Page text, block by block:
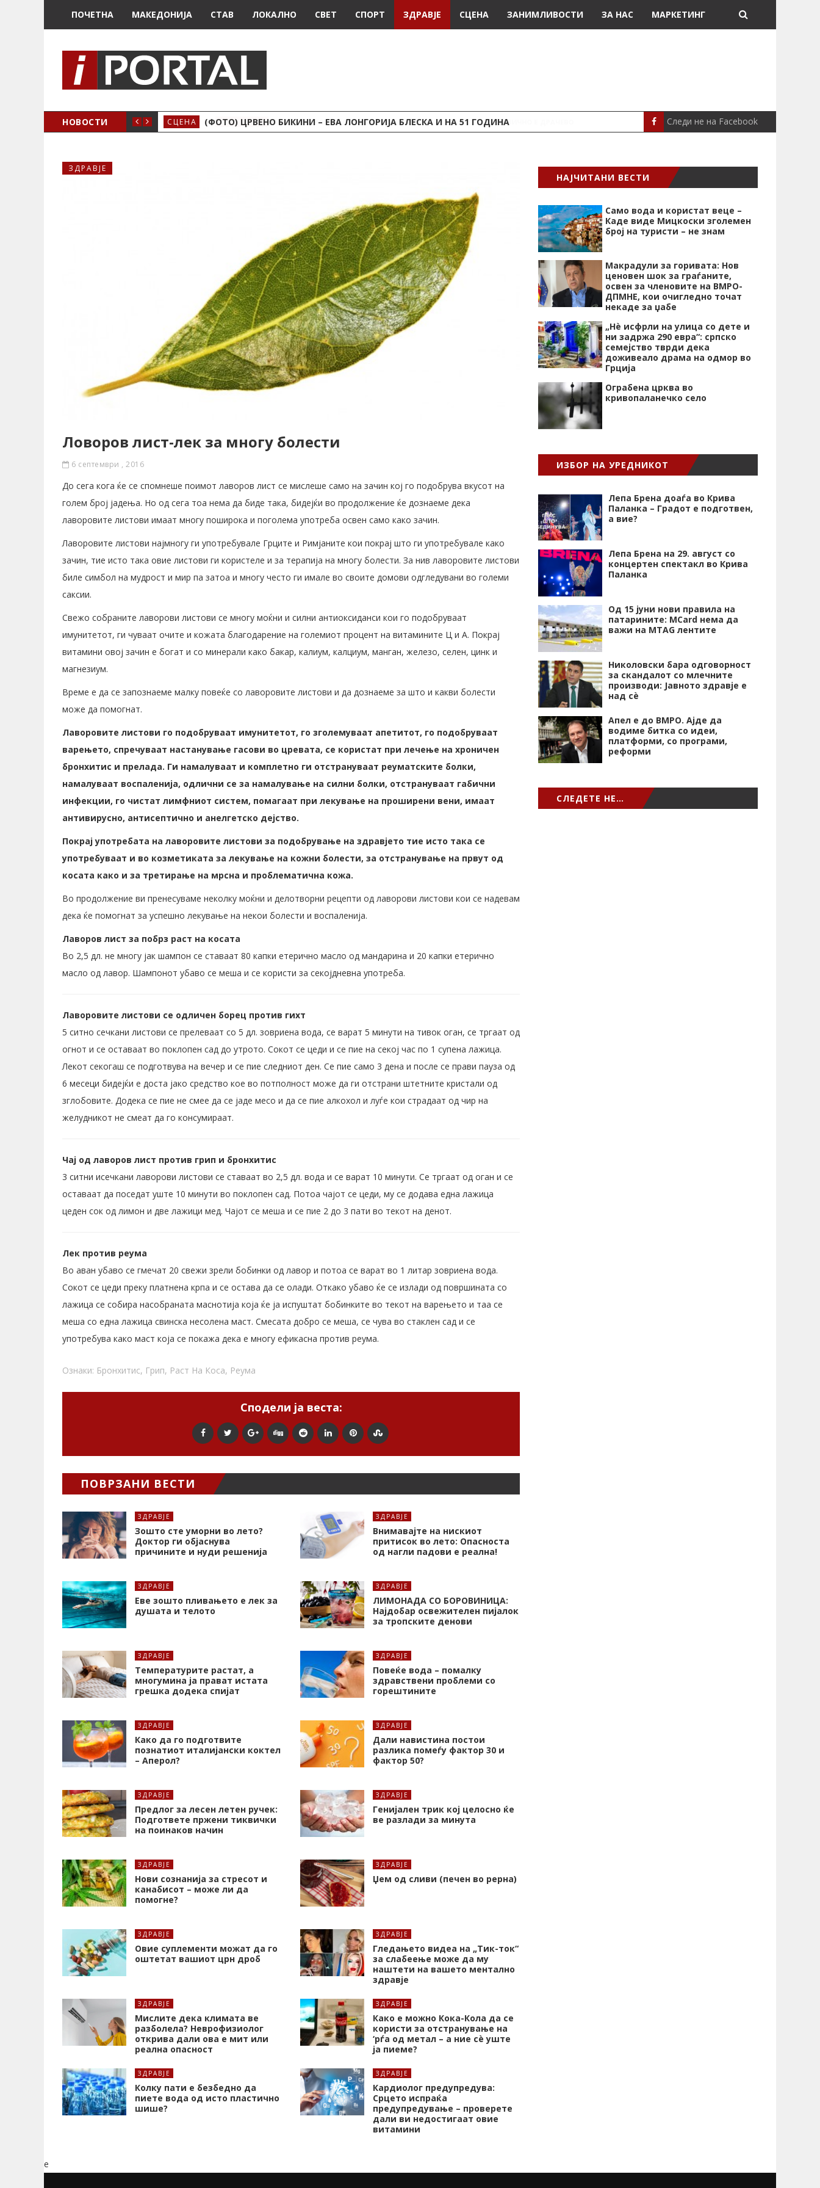
ПОЧЕТНА МАКЕДОНИЈА СТАВ ЛОКАЛНО СВЕТ СПОРТ ЗДРАВЈЕ СЦЕНА ЗАНИМЛИВОСТИ ЗА НАС МАРКЕТИНГ
НОВОСТИ
Е ДРАЧЕВО СЦЕНА (ФОТО) ЦРВЕНО БИКИНИ – ЕВА ЛОНГОРИЈА БЛЕСКА И НА 51 ГОДИНА МАКЕДОНИЈА
Следи не на Facebook
ЗДРАВЈЕ
Ловоров лист-лек за многу болести
6 септември , 2016
До сега кога ќе се спомнеше поимот лаворов лист се мислеше само на зачин кој го подобрува вкусот на
голем број јадења. Но од сега тоа нема да биде така, бидејќи во продолжение ќе дознаеме дека
лаворовите листови имаат многу поширока и поголема употреба освен само како зачин.
Лаворовите листови најмногу ги употребувале Грците и Римјаните кои покрај што ги употребувале како
зачин, тие исто така овие листови ги користеле и за терапија на многу болести. За нив лаворовите листови
биле симбол на мудрост и мир па затоа и многу често ги имале во своите домови одгледувани во големи
саксии.
Свежо собраните лаворови листови се многу моќни и силни антиоксиданси кои го подобруваат
имунитетот, ги чуваат очите и кожата благодарение на големиот процент на витамините Ц и А. Покрај
витамини овој зачин е богат и со минерали како бакар, калиум, калциум, манган, железо, селен, цинк и
магнезиум.
Време е да се запознаеме малку повеќе со лаворовите листови и да дознаеме за што и какви болести
може да помогнат.
Лаворовите листови го подобруваат имунитетот, го зголемуваат апетитот, го подобруваат
варењето, спречуваат настанување гасови во цревата, се користат при лечење на хроничен
бронхитис и прелада. Ги намалуваат и комплетно ги отстрануваат реуматските болки,
намалуваат воспаленија, одлични се за намалување на силни болки, отстрануваат габични
инфекции, го чистат лимфниот систем, помагаат при лекување на проширени вени, имаат
антивирусно, антисептично и анелгетско дејство.
Покрај употребата на лаворовите листови за подобрување на здравјето тие исто така се
употребуваат и во козметиката за лекување на кожни болести, за отстранување на првут од
косата како и за третирање на мрсна и проблематична кожа.
Во продолжение ви пренесуваме неколку моќни и делотворни рецепти од лаворови листови кои се надевам
дека ќе помогнат за успешно лекување на некои болести и воспаленија.
Лаворов лист за побрз раст на косата
Во 2,5 дл. не многу јак шампон се ставаат 80 капки етерично масло од мандарина и 20 капки етерично
масло од лавор. Шампонот убаво се меша и се користи за секојдневна употреба.
Лаворовите листови се одличен борец против гихт
5 ситно сечкани листови се прелеваат со 5 дл. зовриена вода, се варат 5 минути на тивок оган, се тргаат од
огнот и се оставаат во поклопен сад до утрото. Сокот се цеди и се пие на секој час по 1 супена лажица.
Лекот секогаш се подготвува на вечер и се пие следниот ден. Се пие само 3 дена и после се прави пауза од
6 месеци бидејќи е доста јако средство кое во потполност може да ги отстрани штетните кристали од
зглобовите. Додека се пие не смее да се јаде месо и да се пие алкохол и луѓе кои страдаат од чир на
желудникот не смеат да го консумираат.
Чај од лаворов лист против грип и бронхитис
3 ситни исечкани лаворови листови се ставаат во 2,5 дл. вода и се варат 10 минути. Се тргаат од оган и се
оставаат да поседат уште 10 минути во поклопен сад. Потоа чајот се цеди, му се додава една лажица
цеден сок од лимон и две лажици мед. Чајот се меша и се пие 2 до 3 пати во текот на денот.
Лек против реума
Во аван убаво се гмечат 20 свежи зрели бобинки од лавор и потоа се варат во 1 литар зовриена вода.
Сокот се цеди преку платнена крпа и се остава да се олади. Откако убаво ќе се излади од површината со
лажица се собира насобраната маснотија која ќе ја испуштат бобинките во текот на варењето и таа се
меша со една лажица свинска несолена маст. Смесата добро се меша, се чува во стаклен сад и се
употребува како маст која се покажа дека е многу ефикасна против реума.
Ознаки: Бронхитис, Грип, Раст На Коса, Реума
Сподели ја веста:
ПОВРЗАНИ ВЕСТИ
ЗДРАВЈЕ
Зошто сте уморни во лето?
Доктор ги објаснува
причините и нуди решенија
ЗДРАВЈЕ
Внимавајте на нискиот
притисок во лето: Опасноста
од нагли падови е реална!
ЗДРАВЈЕ
Еве зошто пливањето е лек за
душата и телото
ЗДРАВЈЕ
ЛИМОНАДА СО БОРОВИНИЦА:
Најдобар освежителен пијалок
за тропските денови
ЗДРАВЈЕ
Температурите растат, а
многумина ја прават истата
грешка додека спијат
ЗДРАВЈЕ
Повеќе вода – помалку
здравствени проблеми со
горештините
ЗДРАВЈЕ
Како да го подготвите
познатиот италијански коктел
– Аперол?
ЗДРАВЈЕ
Дали навистина постои
разлика помеѓу фактор 30 и
фактор 50?
ЗДРАВЈЕ
Предлог за лесен летен ручек:
Подгответе пржени тиквички
на поинаков начин
ЗДРАВЈЕ
Генијален трик кој целосно ќе
ве разлади за минута
ЗДРАВЈЕ
Нови сознанија за стресот и
канабисот – може ли да
помогне?
ЗДРАВЈЕ
Џем од сливи (печен во рерна)
ЗДРАВЈЕ
Oвие суплементи можат да го
оштетат вашиот црн дроб
ЗДРАВЈЕ
Гледањето видеа на „Тик-ток“
за слабеење може да му
наштети на вашето ментално
здравје
ЗДРАВЈЕ
Мислите дека климата ве
разболела? Неврофизиолог
открива дали ова е мит или
реална опасност
ЗДРАВЈЕ
Како е можно Кока-Кола да се
користи за отстранување на
‘рѓа од метал – а ние сè уште
ја пиеме?
ЗДРАВЈЕ
Колку пати е безбедно да
пиете вода од исто пластично
шише?
ЗДРАВЈЕ
Кардиолог предупредува:
Срцето испраќа
предупредување – проверете
дали ви недостигаат овие
витамини
НАЈЧИТАНИ ВЕСТИ
Само вода и користат веце –
Каде виде Мицкоски зголемен
број на туристи – не знам
Макрадули за горивата: Нов
ценовен шок за граѓаните,
освен за членовите на ВМРО-
ДПМНЕ, кои очигледно точат
некаде за џабе
„Нѐ исфрли на улица со дете и
ни задржа 290 евра“: српско
семејство тврди дека
доживеало драма на одмор во
Грција
Ограбена црква во
кривопаланечко село
ИЗБОР НА УРЕДНИКОТ
Лепа Брена доаѓа во Крива
Паланка – Градот е подготвен,
а вие?
Лепа Брена на 29. август со
концертен спектакл во Крива
Паланка
Од 15 јуни нови правила на
патарините: MCard нема да
важи на MTAG лентите
Николовски бара одговорност
за скандалот со млечните
производи: Јавното здравје е
над сѐ
Апел е до ВМРО. Ајде да
водиме битка со идеи,
платформи, со програми,
реформи
СЛЕДЕТЕ НЕ…
e